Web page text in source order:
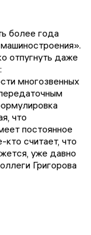
более года
отпугнуть даже
многозвенных
что
постоянное
считает, что
уже давно
Григорова